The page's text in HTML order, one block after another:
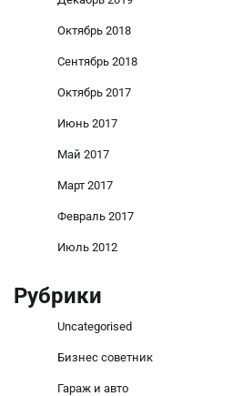
Октябрь 2018
Сентябрь 2018
Октябрь 2017
Июнь 2017
Май 2017
Март 2017
Февраль 2017
Июль 2012
Рубрики
Uncategorised
Бизнес советник
Гараж и авто